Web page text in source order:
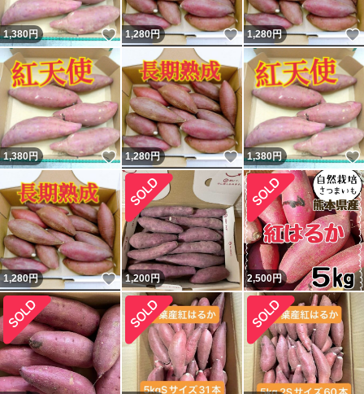
1,380円 いいね！
1,280円 いいね！
1,280円
1,380円 いいね！
1,280円 いいね！
1,380円
1,280円 いいね！
1,200円 2,500円